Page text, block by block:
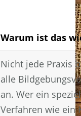
Warum ist das
Nicht jede Praxis
alle
an. Wer ein
Verfahren wie ein